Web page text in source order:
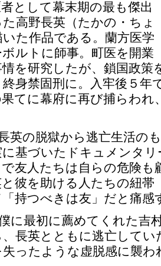
として幕末期の最も傑出
高野長英（たかの・ちょ
た作品である。蘭方医学
ルトに師事。町医を開業
を研究したが、鎖国政策
身禁固刑に。入牢後５年
てに幕府に再び捕らわれ
英の脱獄から逃亡生活の
基づいたドキュメンタ
友人たちは自らの危険も
彼を助ける人たちの紐帯
持つべきは友」だと痛感
に最初に薦めてくれた吉
、長英とともに逃亡して
ったような虚脱感に襲